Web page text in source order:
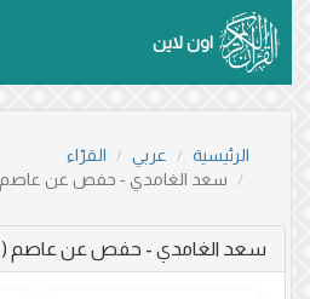
اون لاين
الرئيسية عربي
القرّاء
سعد الغامدي - حفص عن عاصم
سعد الغامدي - حفص عن عاصم (114)